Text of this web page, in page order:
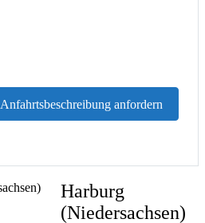
Anfahrtsbeschreibung anfordern
Harburg
(Niedersachsen)